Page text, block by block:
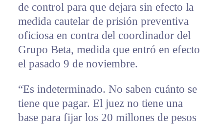
de control para que dejara sin efecto la
medida cautelar de prisión preventiva
oficiosa en contra del coordinador del
Grupo Beta, medida que entró en efecto
el pasado 9 de noviembre.
“Es indeterminado. No saben cuánto se
tiene que pagar. El juez no tiene una
base para fijar los 20 millones de pesos